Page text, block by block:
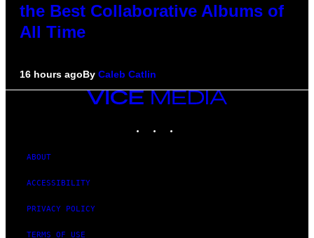
the Best Collaborative Albums of
All Time
16 hours agoBy Caleb Catlin
VICE
MEDIA
ABOUT
ACCESSIBILITY
PRIVACY POLICY
TERMS OF USE